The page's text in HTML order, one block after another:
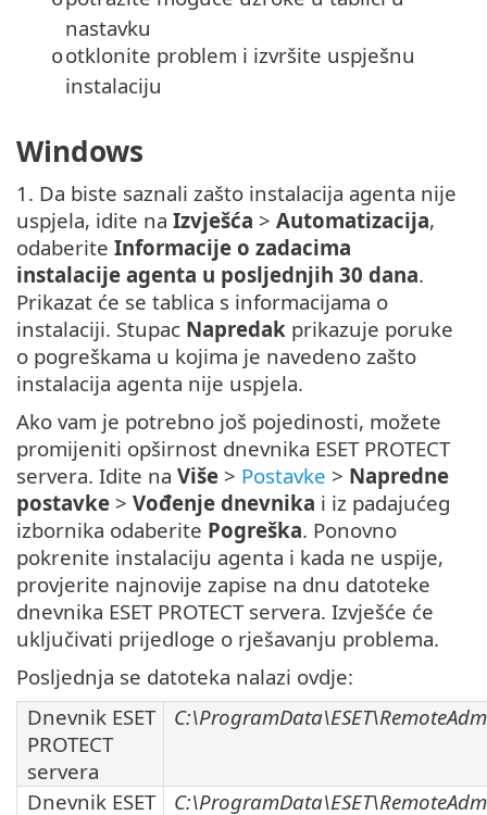
nastavku
ootklonite problem i izvršite uspješnu
instalaciju
Windows
1. Da biste saznali zašto instalacija agenta nije
uspjela, idite na Izvješća > Automatizacija,
odaberite Informacije o zadacima
instalacije agenta u posljednjih 30 dana.
Prikazat će se tablica s informacijama o
instalaciji. Stupac Napredak prikazuje poruke
o pogreškama u kojima je navedeno zašto
instalacija agenta nije uspjela.
Ako vam je potrebno još pojedinosti, možete
promijeniti opširnost dnevnika ESET PROTECT
servera. Idite na Više > Postavke > Napredne
postavke > Vođenje dnevnika i iz padajućeg
izbornika odaberite Pogreška. Ponovno
pokrenite instalaciju agenta i kada ne uspije,
provjerite najnovije zapise na dnu datoteke
dnevnika ESET PROTECT servera. Izvješće će
uključivati prijedloge o rješavanju problema.
Posljednja se datoteka nalazi ovdje:
Dnevnik ESET
PROTECT
servera
Dnevnik ESET